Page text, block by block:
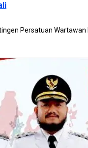
Persatuan